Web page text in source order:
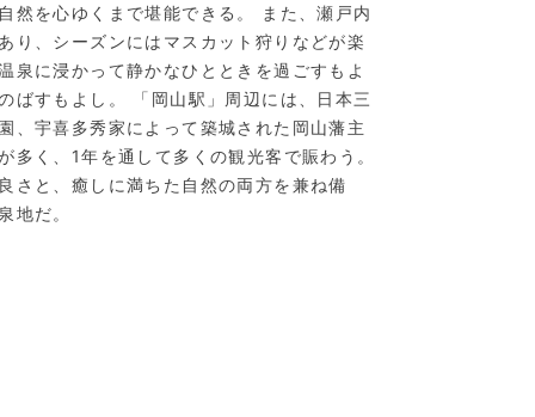
然を心ゆくまで堪能できる。 また、瀬戸内
り、シーズンにはマスカット狩りなどが楽
泉に浸かって静かなひとときを過ごすもよ
ばすもよし。 「岡山駅」周辺には、日本三
、宇喜多秀家によって築城された岡山藩主
く、1年を通して多くの観光客で賑わう。
さと、癒しに満ちた自然の両方を兼ね備
地だ。